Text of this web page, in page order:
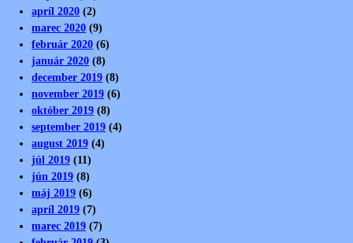
apríl 2020 (2)
marec 2020 (9)
február 2020 (6)
január 2020 (8)
december 2019 (8)
november 2019 (6)
október 2019 (8)
september 2019 (4)
august 2019 (4)
júl 2019 (11)
jún 2019 (8)
máj 2019 (6)
apríl 2019 (7)
marec 2019 (7)